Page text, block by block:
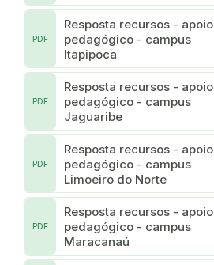
Resposta recursos - apoio
pedagógico - campus
Itapipoca
PDF
Resposta recursos - apoio
pedagógico - campus
Jaguaribe
PDF
Resposta recursos - apoio
pedagógico - campus
Limoeiro do Norte
PDF
Resposta recursos - apoio
pedagógico - campus
Maracanaú
PDF